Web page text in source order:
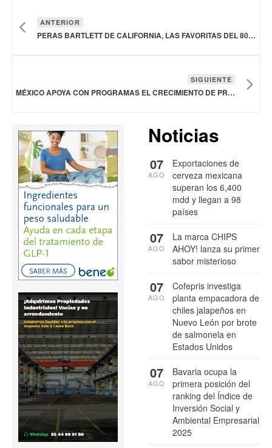
ANTERIOR
PERAS BARTLETT DE CALIFORNIA, LAS FAVORITAS DEL 80% DE LOS MEXICANOS
SIGUIENTE
MÉXICO APOYA CON PROGRAMAS EL CRECIMIENTO DE PRODUCCIÓN DE CACAO EN REGIONES CON POTENCIAL
Noticias
Exportaciones de
cerveza mexicana
superan los 6,400
mdd y llegan a 98
países
07
AGO
La marca CHIPS
AHOY! lanza su primer
sabor misterioso
07
AGO
Cofepris investiga
planta empacadora de
chiles jalapeños en
Nuevo León por brote
de salmonela en
Estados Unidos
07
AGO
Bavaria ocupa la
primera posición del
ranking del Índice de
Inversión Social y
Ambiental Empresarial
2025
07
AGO